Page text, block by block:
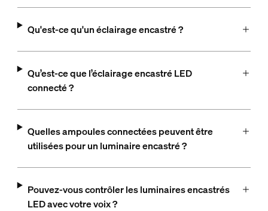
Qu'est-ce qu'un éclairage encastré ?
Qu’est-ce que l’éclairage encastré LED
connecté ?
Quelles ampoules connectées peuvent être
utilisées pour un luminaire encastré ?
Pouvez-vous contrôler les luminaires encastrés
LED avec votre voix ?